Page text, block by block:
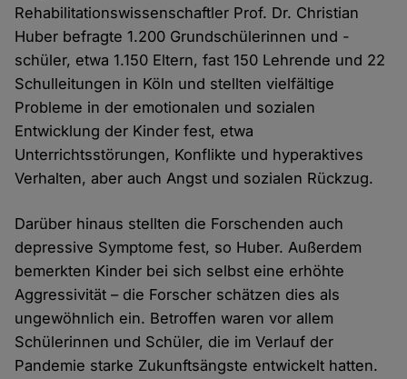
Rehabilitationswissenschaftler Prof. Dr. Christian
Huber befragte 1.200 Grundschülerinnen und -
schüler, etwa 1.150 Eltern, fast 150 Lehrende und 22
Schulleitungen in Köln und stellten vielfältige
Probleme in der emotionalen und sozialen
Entwicklung der Kinder fest, etwa
Unterrichtsstörungen, Konflikte und hyperaktives
Verhalten, aber auch Angst und sozialen Rückzug.
Darüber hinaus stellten die Forschenden auch
depressive Symptome fest, so Huber. Außerdem
bemerkten Kinder bei sich selbst eine erhöhte
Aggressivität – die Forscher schätzen dies als
ungewöhnlich ein. Betroffen waren vor allem
Schülerinnen und Schüler, die im Verlauf der
Pandemie starke Zukunftsängste entwickelt hatten.